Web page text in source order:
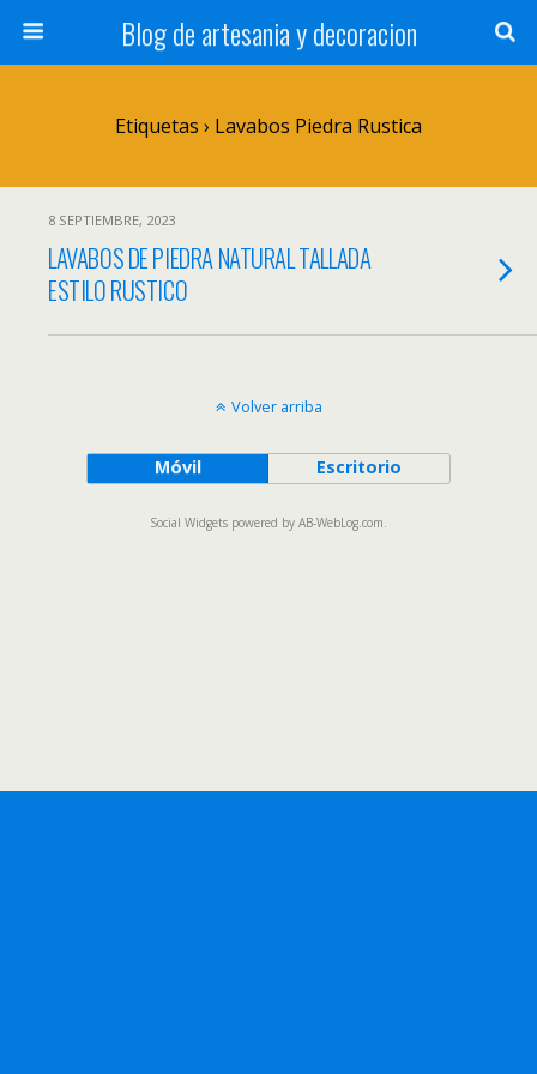
Blog de artesania y decoracion
Etiquetas › Lavabos Piedra Rustica
8 SEPTIEMBRE, 2023
LAVABOS DE PIEDRA NATURAL TALLADA
ESTILO RUSTICO
Volver arriba
Móvil Escritorio
Social Widgets powered by AB-WebLog.com.